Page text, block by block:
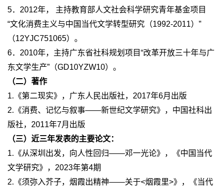
5．2012年， 主持教育部人文社会科学研究青年基金项目
“文化消费主义与中国当代文学转型研究（1992-2011）”
（12YJC751065）。
6．2010年，主持广东省社科规划项目“改革开放三十年与广
东文学生产”（GD10YZW10）。
（二）著作
1.《第二现实》，广东人民出版社，2017年6月出版
2.《消费、记忆与叙事——新世纪文学研究》，中国社科出
版社，2011年7月出版
（三）近三年发表的主要论文：
1.《从深圳出发，向人性回归——邓一光论》，《中国当代
文学研究》，2023年第4期
2.《须弥入芥子，烟霞出精神——关于<烟霞里>》，《当代